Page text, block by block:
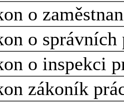
o
o
o inspekci
zákoník